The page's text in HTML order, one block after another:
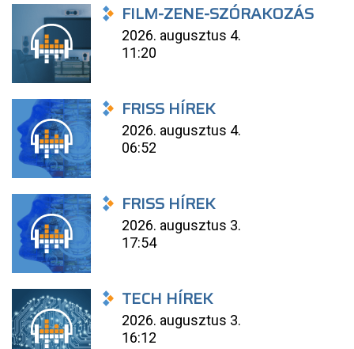
FILM-ZENE-SZÓRAKOZÁS
2026. augusztus 4.
11:20
FRISS HÍREK
2026. augusztus 4.
06:52
FRISS HÍREK
2026. augusztus 3.
17:54
TECH HÍREK
2026. augusztus 3.
16:12